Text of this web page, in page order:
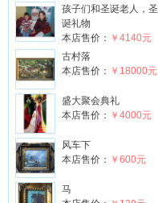
孩子们和圣诞老人，圣
诞礼物
本店售价： ￥4140元
古村落
本店售价： ￥18000元
盛大聚会典礼
本店售价： ￥4000元
风车下
本店售价： ￥600元
马